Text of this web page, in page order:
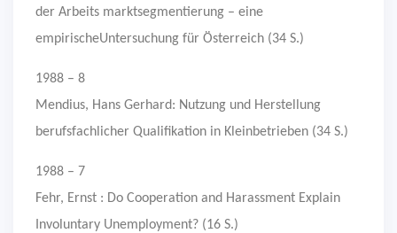
der Arbeits marktsegmentierung – eine
empirischeUntersuchung für Österreich (34 S.)
1988 – 8
Mendius, Hans Gerhard: Nutzung und Herstellung
berufsfachlicher Qualifikation in Kleinbetrieben (34 S.)
1988 – 7
Fehr, Ernst : Do Cooperation and Harassment Explain
Involuntary Unemployment? (16 S.)